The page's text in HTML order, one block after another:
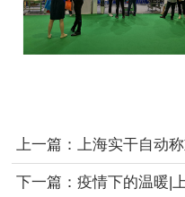
上一篇： 上海实干自动
会
下一篇： 疫情下的温暖|